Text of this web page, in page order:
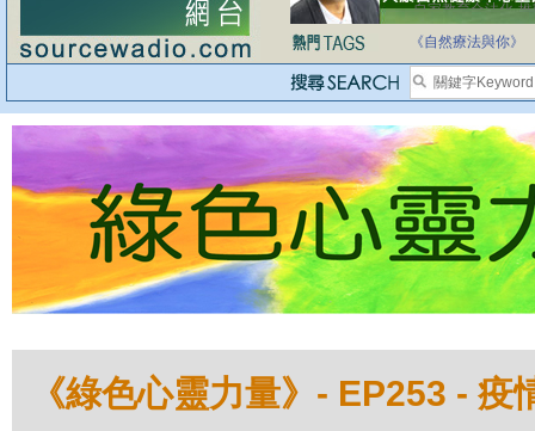
《自然療法與你》
《綠色心靈力量》- EP253 - 疫